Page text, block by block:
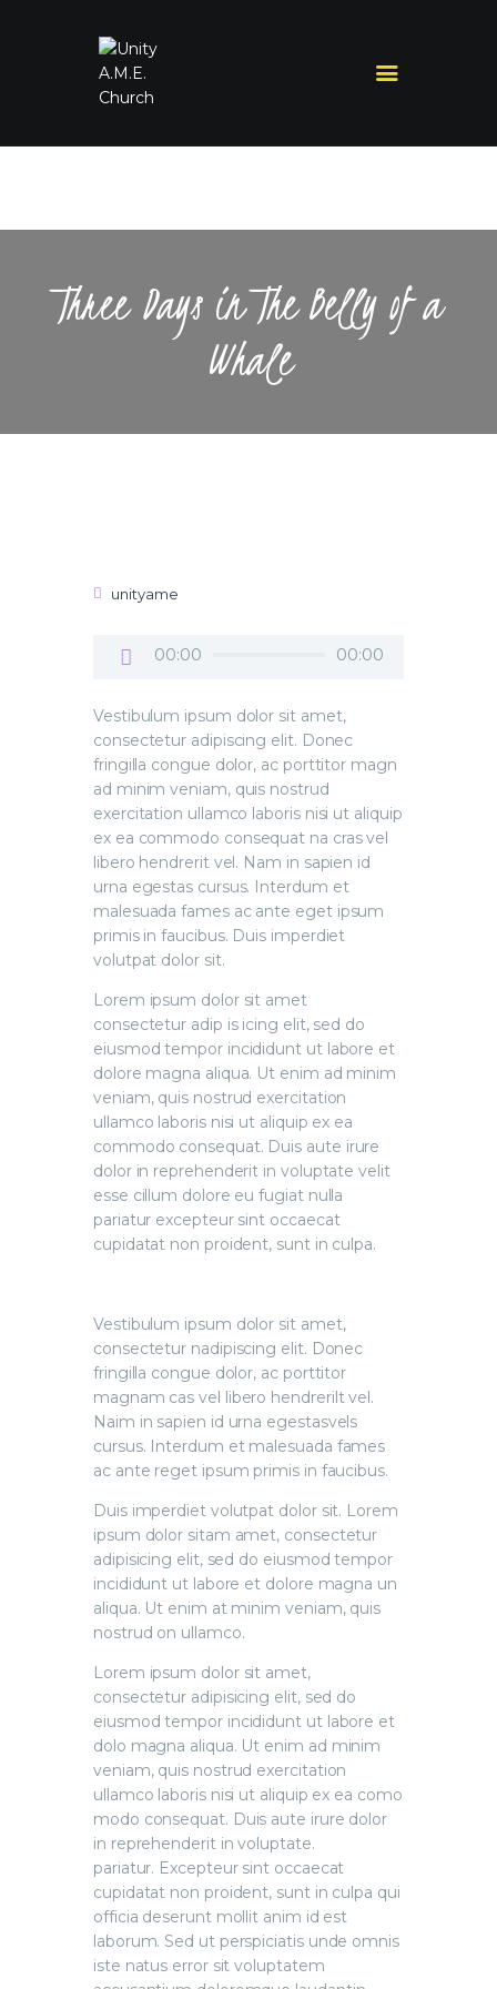
Three Days in The Belly of a
Whale
unityame
Audio
Player
00:00 00:00
Vestibulum ipsum dolor sit amet,
consectetur adipiscing elit. Donec
fringilla congue dolor, ac porttitor magn
ad minim veniam, quis nostrud
exercitation ullamco laboris nisi ut aliquip
ex ea commodo consequat na cras vel
libero hendrerit vel. Nam in sapien id
urna egestas cursus. Interdum et
malesuada fames ac ante eget ipsum
primis in faucibus. Duis imperdiet
volutpat dolor sit.
Lorem ipsum dolor sit amet
consectetur adip is icing elit, sed do
eiusmod tempor incididunt ut labore et
dolore magna aliqua. Ut enim ad minim
veniam, quis nostrud exercitation
ullamco laboris nisi ut aliquip ex ea
commodo consequat. Duis aute irure
dolor in reprehenderit in voluptate velit
esse cillum dolore eu fugiat nulla
pariatur excepteur sint occaecat
cupidatat non proident, sunt in culpa.
Vestibulum ipsum dolor sit amet,
consectetur nadipiscing elit. Donec
fringilla congue dolor, ac porttitor
magnam cas vel libero hendrerilt vel.
Naim in sapien id urna egestasvels
cursus. Interdum et malesuada fames
ac ante reget ipsum primis in faucibus.
Duis imperdiet volutpat dolor sit. Lorem
ipsum dolor sitam amet, consectetur
adipisicing elit, sed do eiusmod tempor
incididunt ut labore et dolore magna un
aliqua. Ut enim at minim veniam, quis
nostrud on ullamco.
Lorem ipsum dolor sit amet,
consectetur adipisicing elit, sed do
eiusmod tempor incididunt ut labore et
dolo magna aliqua. Ut enim ad minim
veniam, quis nostrud exercitation
ullamco laboris nisi ut aliquip ex ea como
modo consequat. Duis aute irure dolor
in reprehenderit in voluptate.
pariatur. Excepteur sint occaecat
cupidatat non proident, sunt in culpa qui
officia deserunt mollit anim id est
laborum. Sed ut perspiciatis unde omnis
iste natus error sit voluptatem